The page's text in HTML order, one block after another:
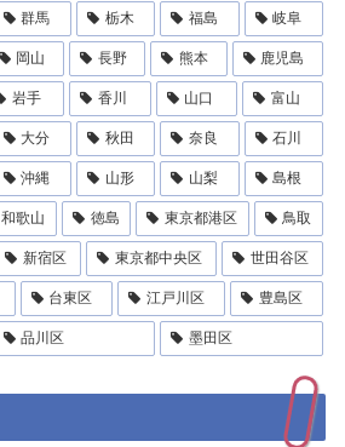
群馬 栃木 福島 岐阜
岡山 長野 熊本 鹿児島
岩手 香川 山口 富山
大分 秋田 奈良 石川
沖縄 山形 山梨 島根
和歌山 徳島 東京都港区 鳥取
新宿区 東京都中央区 世田谷区
台東区 江戸川区 豊島区
品川区 墨田区